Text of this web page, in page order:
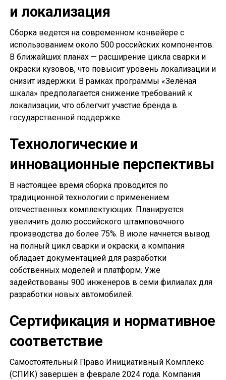
и локализация
Сборка ведется на современном конвейере с
использованием около 500 российских компонентов.
В ближайших планах — расширение цикла сварки и
окраски кузовов, что повысит уровень локализации и
снизит издержки. В рамках программы «Зелёная
шкала» предполагается снижение требований к
локализации, что облегчит участие бренда в
государственной поддержке.
Технологические и
инновационные перспективы
В настоящее время сборка проводится по
традиционной технологии с применением
отечественных комплектующих. Планируется
увеличить долю российского штамповочного
производства до более 75%. В июле начнется вывод
на полный цикл сварки и окраски, а компания
обладает документацией для разработки
собственных моделей и платформ. Уже
задействованы 900 инженеров в семи филиалах для
разработки новых автомобилей.
Сертификация и нормативное
соответствие
Самостоятельный Право Инициативный Комплекс
(СПИК) завершён в феврале 2024 года. Компания